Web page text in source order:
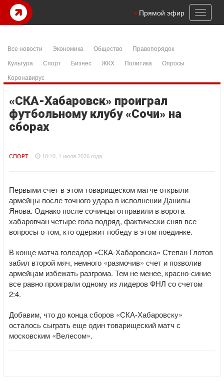
Toggle
Прямой эфир
Все новости Экономика Общество
Правопорядок
Культура
Спорт Бизнес ЖКХ Политика
Опросы
Коронавирус
«СКА-Хабаровск» проиграл
футбольному клубу «Сочи» на
сборах
СПОРТ 10:10, 1 июля 2026 года
Первыми счет в этом товарищеском матче открыли
армейцы после точного удара в исполнении Данилы
Янова. Однако после сочинцы отправили в ворота
хабаровчан четыре гола подряд, фактически сняв все
вопросы о том, кто одержит победу в этом поединке.
В конце матча голеадор «СКА-Хабаровска» Степан Глотов
забил второй мяч, немного «размочив» счет и позволив
армейцам избежать разгрома. Тем не менее, красно-синие
все равно проиграли одному из лидеров ФНЛ со счетом
2:4.
Добавим, что до конца сборов «СКА-Хабаровску»
осталось сыграть еще один товарищеский матч с
московским «Велесом».